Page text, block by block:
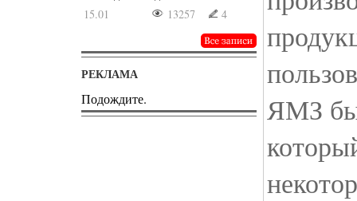
15.01
13257 4
РЕКЛАМА
Подождите.
ЯМЗ